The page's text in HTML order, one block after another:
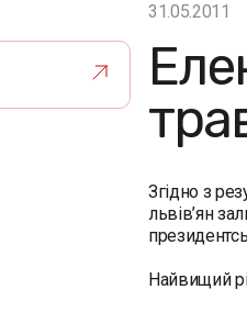
31.05.2011
Згідно з
львів’ян
Найвищий